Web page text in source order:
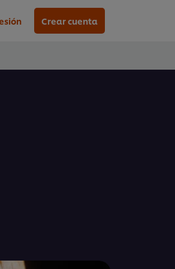
Crear cuenta